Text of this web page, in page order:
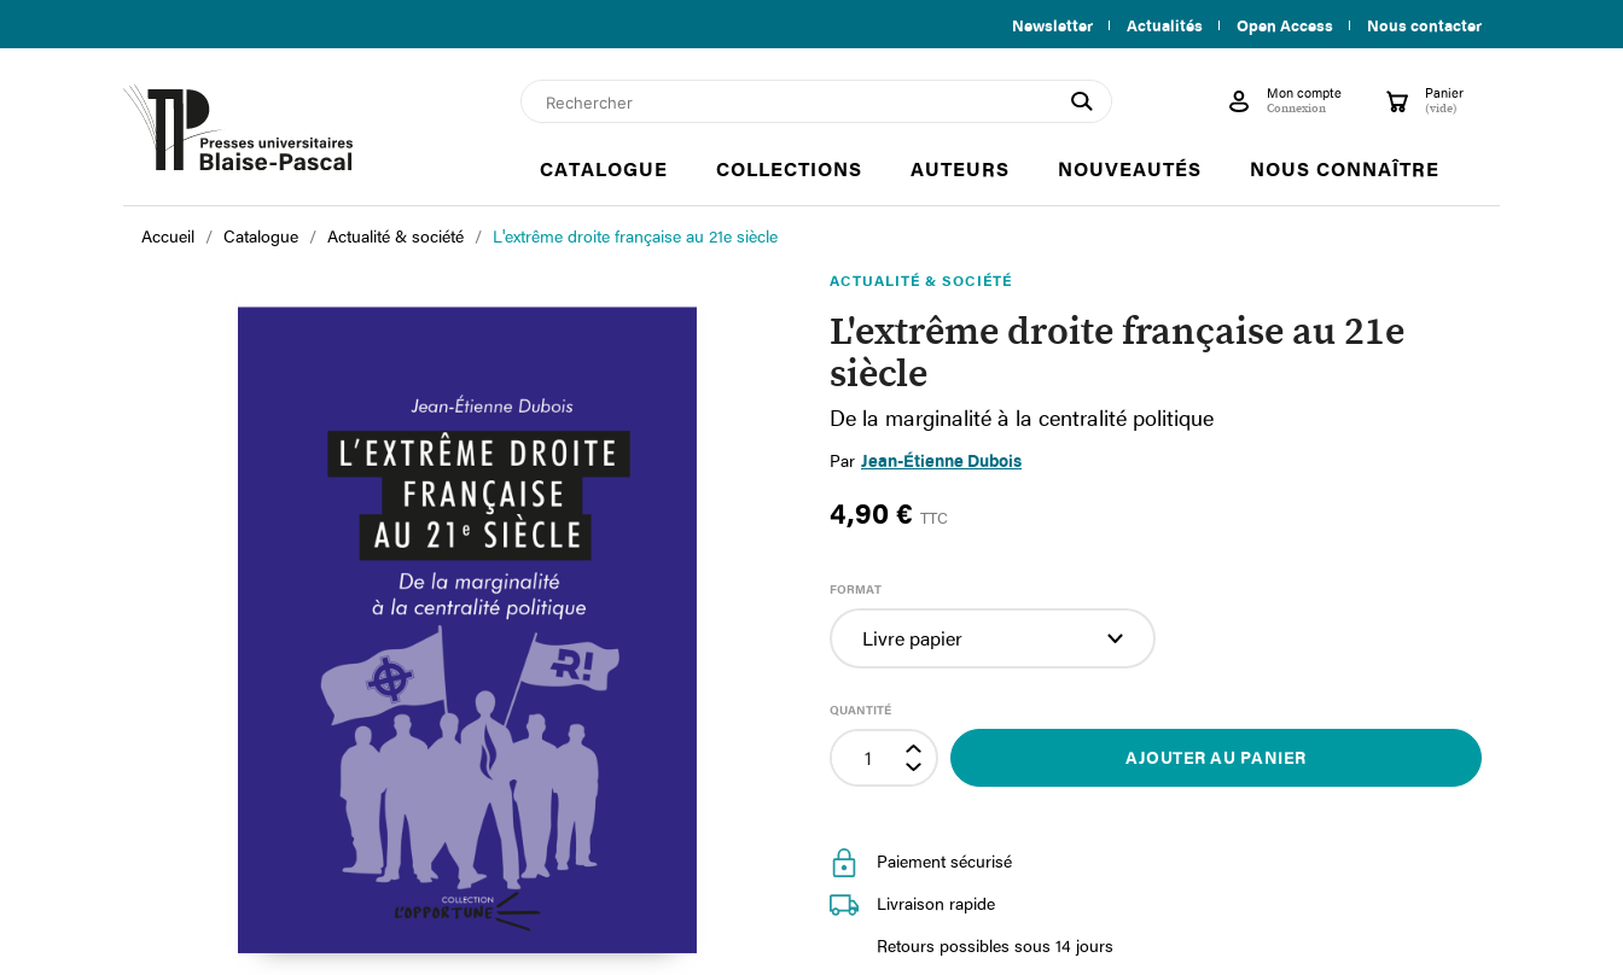
Newsletter Actualités Open Access Nous contacter
search  Mon compte
Connexion shopping_cart Panier
(vide)
CATALOGUE COLLECTIONS AUTEURS NOUVEAUTÉS NOUS CONNAÎTRE
Accueil Catalogue Actualité & société L'extrême droite française au 21e siècle
ACTUALITÉ & SOCIÉTÉ
L'extrême droite française au 21e
siècle
De la marginalité à la centralité politique
Par Jean-Étienne Dubois
4,90 € TTC
FORMAT
QUANTITÉ
AJOUTER AU PANIER
Paiement sécurisé
Livraison rapide
Retours possibles sous 14 jours